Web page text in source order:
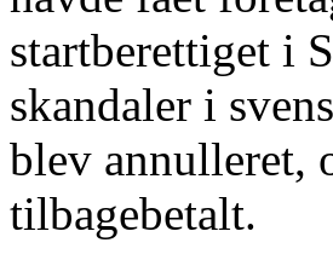
startberettiget i
skandaler i
blev annulleret,
tilbagebetalt.